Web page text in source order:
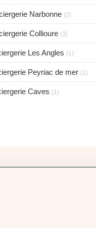
Narbonne (3)
Collioure (3)
Les Angles (1)
Peyriac de mer (1)
Caves (1)